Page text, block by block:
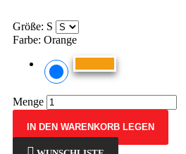
Größe: S
Farbe: Orange
Menge
IN DEN WARENKORB LEGEN